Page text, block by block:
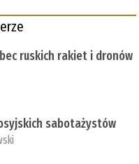
ruskich rakiet i dronów
sabotażystów